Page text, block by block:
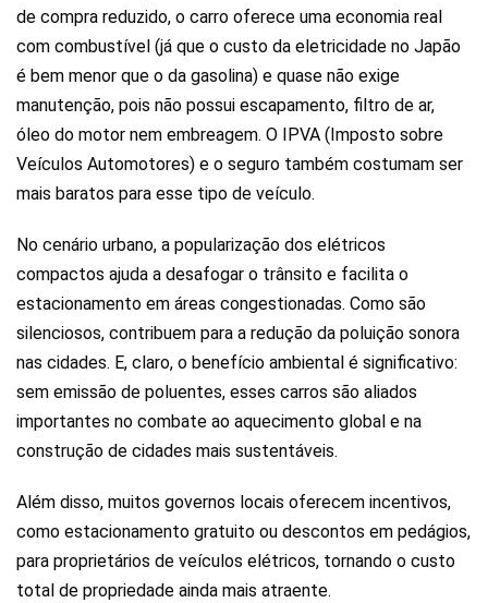
de compra reduzido, o carro oferece uma economia real
com combustível (já que o custo da eletricidade no Japão
é bem menor que o da gasolina) e quase não exige
manutenção, pois não possui escapamento, filtro de ar,
óleo do motor nem embreagem. O IPVA (Imposto sobre
Veículos Automotores) e o seguro também costumam ser
mais baratos para esse tipo de veículo.
No cenário urbano, a popularização dos elétricos
compactos ajuda a desafogar o trânsito e facilita o
estacionamento em áreas congestionadas. Como são
silenciosos, contribuem para a redução da poluição sonora
nas cidades. E, claro, o benefício ambiental é significativo:
sem emissão de poluentes, esses carros são aliados
importantes no combate ao aquecimento global e na
construção de cidades mais sustentáveis.
Além disso, muitos governos locais oferecem incentivos,
como estacionamento gratuito ou descontos em pedágios,
para proprietários de veículos elétricos, tornando o custo
total de propriedade ainda mais atraente.